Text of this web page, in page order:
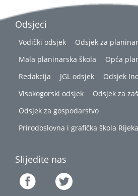
Odsjeci
Vodički odsjek
Odsjek za
Mala planinarska škola
Opća
Redakcija
JGL odsjek
Odsjek
Visokogorski odsjek
Odsjek za
Odsjek za gospodarstvo
Prirodoslovna i grafička škola Rijeka
Slijedite nas